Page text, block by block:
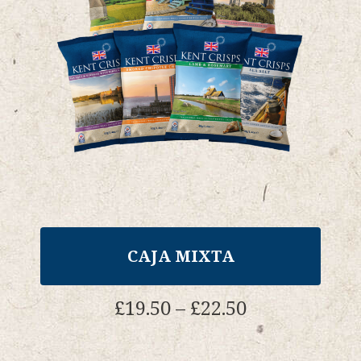
elegir
en
página
del
producto.
CAJA MIXTA
£19.50– £22.50Gama
de
precios:
Este